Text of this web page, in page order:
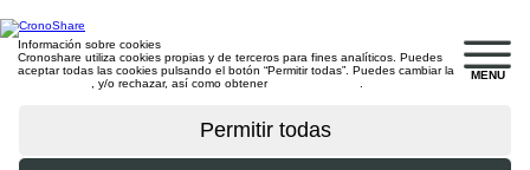
MENU
Información sobre cookies
Cronoshare utiliza cookies propias y de terceros para fines analíticos. Puedes
aceptar todas las cookies pulsando el botón “Permitir todas”. Puedes cambiar la
, y/o rechazar, así como obtener